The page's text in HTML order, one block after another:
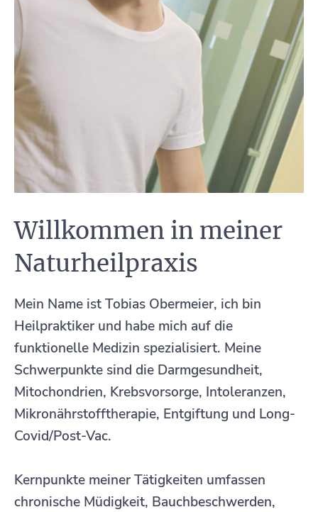
Willkommen in meiner
Naturheilpraxis
Mein Name ist Tobias Obermeier, ich bin
Heilpraktiker und habe mich auf die
funktionelle Medizin spezialisiert. Meine
Schwerpunkte sind die Darmgesundheit,
Mitochondrien, Krebsvorsorge, Intoleranzen,
Mikronährstofftherapie, Entgiftung und Long-
Covid/Post-Vac.
Kernpunkte meiner Tätigkeiten umfassen
chronische Müdigkeit, Bauchbeschwerden,